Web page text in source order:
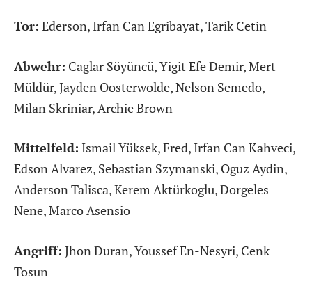
Tor: Ederson, Irfan Can Egribayat, Tarik Cetin
Abwehr: Caglar Söyüncü, Yigit Efe Demir, Mert
Müldür, Jayden Oosterwolde, Nelson Semedo,
Milan Skriniar, Archie Brown
Mittelfeld: Ismail Yüksek, Fred, Irfan Can Kahveci,
Edson Alvarez, Sebastian Szymanski, Oguz Aydin,
Anderson Talisca, Kerem Aktürkoglu, Dorgeles
Nene, Marco Asensio
Angriff: Jhon Duran, Youssef En-Nesyri, Cenk
Tosun